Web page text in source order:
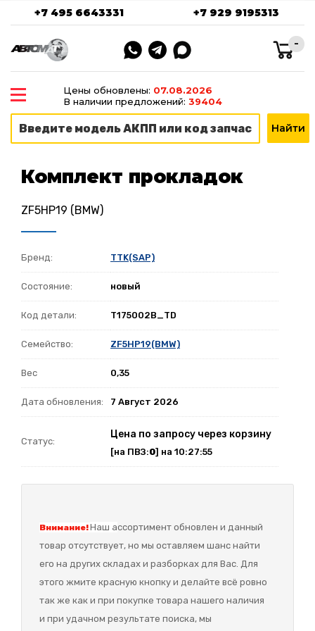
+7 495 6643331 +7 929 9195313
-
Цены обновлены: 07.08.2026
В наличии предложений: 39404
Комплект прокладок
ZF5HP19 (BMW)
Бренд: TTK(SAP)
Состояние: новый
Код детали: T175002B_TD
Семейство: ZF5HP19(BMW)
Вес 0,35
Дата обновления: 7 Август 2026
Статус:
Цена по запросу через корзину
[на ПВЗ:0] на 10:27:55
Внимание!Наш ассортимент обновлен и данный
товар отсутствует, но мы оставляем шанс найти
его на других складах и разборках для Вас. Для
этого жмите красную кнопку и делайте всё ровно
так же как и при покупке товара нашего наличия
и при удачном результате поиска, мы